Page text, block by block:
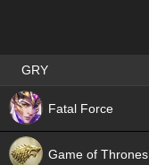
Best RPG games in Poland
GRY
Fatal Force
Game of Thrones